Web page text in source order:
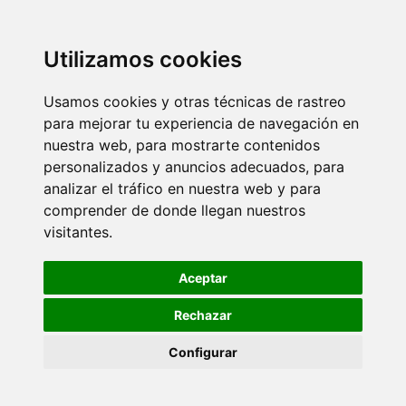
Utilizamos cookies
Usamos cookies y otras técnicas de rastreo
para mejorar tu experiencia de navegación en
nuestra web, para mostrarte contenidos
personalizados y anuncios adecuados, para
analizar el tráfico en nuestra web y para
comprender de donde llegan nuestros
visitantes.
Aceptar
Rechazar
Configurar